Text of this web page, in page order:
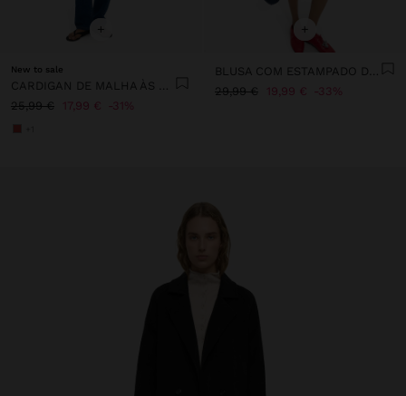
+
New to sale
CARDIGAN DE MALHA ÀS RISCAS
25,99 €
17,99 € 31%
+
BLUSA COM ESTAMPADO DE SOCAS 100% ALGODÃO
29,99 €
19,99 € 33%